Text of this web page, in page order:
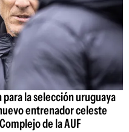
para la selección uruguaya
entrenador celeste
de la AUF